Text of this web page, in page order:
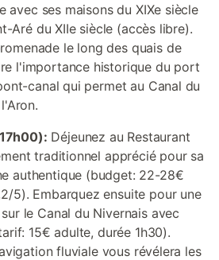
avec ses maisons du XIXe siècle
Aré du XIIe siècle (accès libre).
le long des quais de
l'importance historique du port
canal qui permet au Canal du
Déjeunez au Restaurant
traditionnel apprécié pour sa
authentique (budget: 22-28€
5). Embarquez ensuite pour une
le Canal du Nivernais avec
15€ adulte, durée 1h30).
fluviale vous révélera les